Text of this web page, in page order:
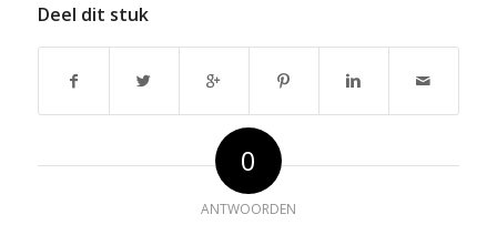
Deel dit stuk
0
ANTWOORDEN